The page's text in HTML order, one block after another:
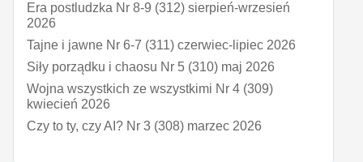
Era postludzka Nr 8-9 (312) sierpień-wrzesień
2026
Tajne i jawne Nr 6-7 (311) czerwiec-lipiec 2026
Siły porządku i chaosu Nr 5 (310) maj 2026
Wojna wszystkich ze wszystkimi Nr 4 (309)
kwiecień 2026
Czy to ty, czy AI? Nr 3 (308) marzec 2026